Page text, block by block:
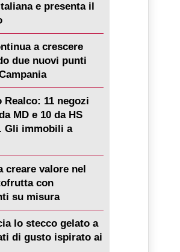
e presenta il
a crescere
due nuovi punti
Realco: 11 negozi
MD e 10 da HS
Gli immobili a
creare valore nel
con
su misura
lo stecco gelato a
di gusto ispirato ai